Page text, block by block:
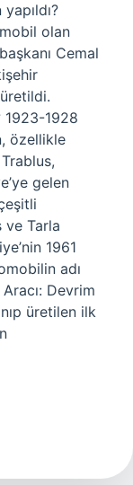
olan
Cemal
1923-1928
özellikle
gelen
ve Tarla
1961
adı
Devrim
üretilen ilk